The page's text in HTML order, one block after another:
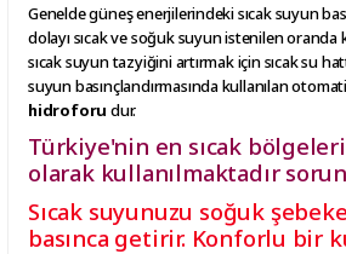
Genelde güneş enerjilerindeki sıcak suyun
dolayı sıcak ve soğuk suyun istenilen oranda
sıcak suyun tazyiğini artırmak için sıcak su
suyun basınçlandırmasında kullanılan
hidroforu dur.
Türkiye'nin en sıcak
olarak kullanılmaktadır
Sıcak suyunuzu soğuk
basınca getirir. Konforlu bir